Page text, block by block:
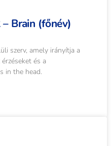
Brain (főnév)
szerv, amely irányítja a
és a
in the head.